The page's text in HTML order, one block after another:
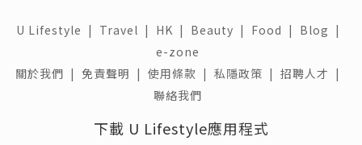
U Lifestyle | Travel | HK | Beauty | Food | Blog |
e-zone
關於我們 | 免責聲明 | 使用條款 | 私隱政策 | 招聘人才 |
聯絡我們
下載 U Lifestyle應用程式